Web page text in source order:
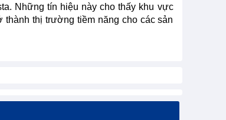
Những tín hiệu này cho thấy khu vực
thị trường tiềm năng cho các sản